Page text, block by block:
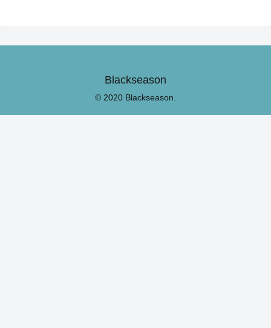
Blackseason
© 2020 Blackseason.